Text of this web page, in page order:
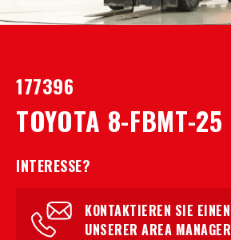
177396
TOYOTA 8-FBMT-25
INTERESSE?
KONTAKTIEREN SIE EINEN
UNSERER AREA MANAGER